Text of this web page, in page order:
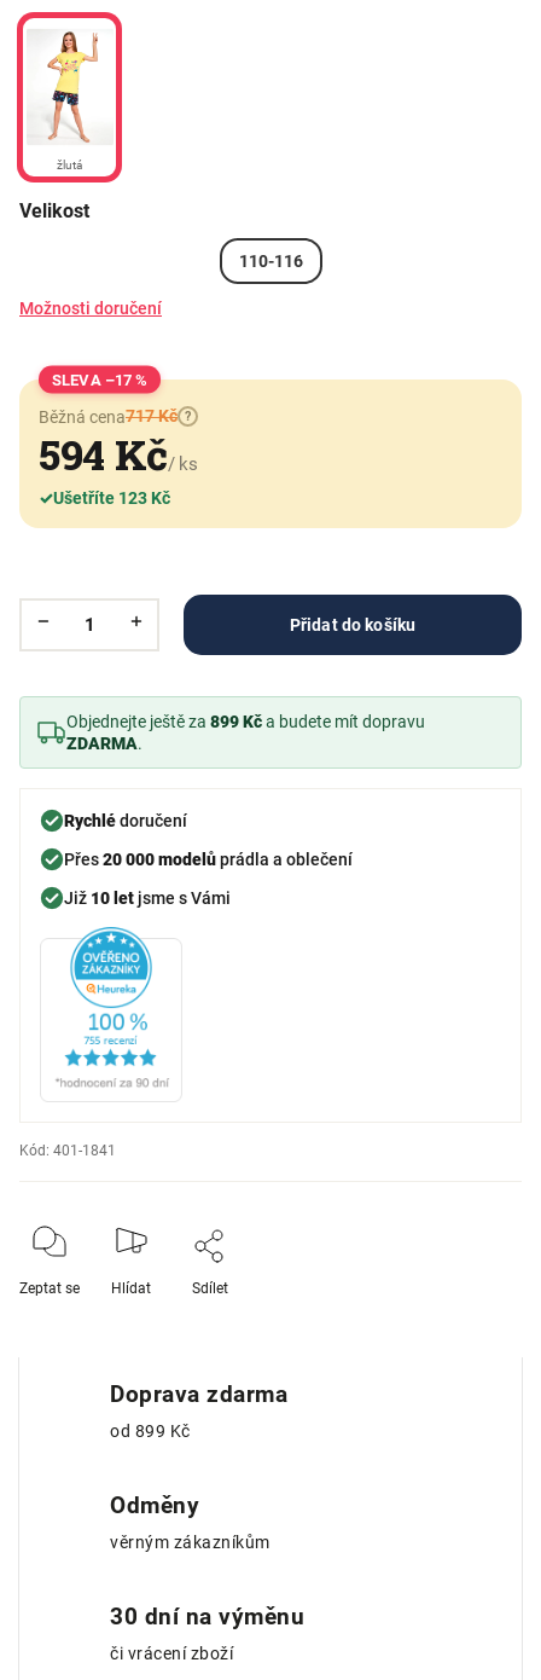
žlutá
Velikost
110-116
Možnosti doručení
–17 %
Běžná cena717 Kč ?
594 Kč/ ks
✓Ušetříte 123 Kč
Přidat do košíku
Objednejte ještě za 899 Kča budete mít dopravu
ZDARMA.
Rychlédoručení
Přes20 000 modelůprádla a oblečení
Již 10 let jsme s Vámi
Kód: 401-1841
Zeptat se Hlídat Sdílet
Doprava zdarma
od 899 Kč
Odměny
věrným zákazníkům
30 dní na výměnu
či vrácení zboží